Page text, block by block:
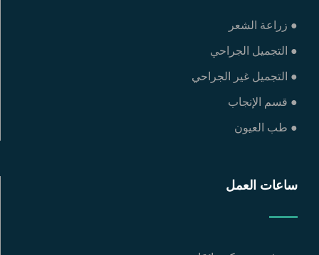
● زراعة الشعر
● التجميل الجراحي
● التجميل غير الجراحي
● قسم الإنجاب
● طب العيون
ساعات العمل